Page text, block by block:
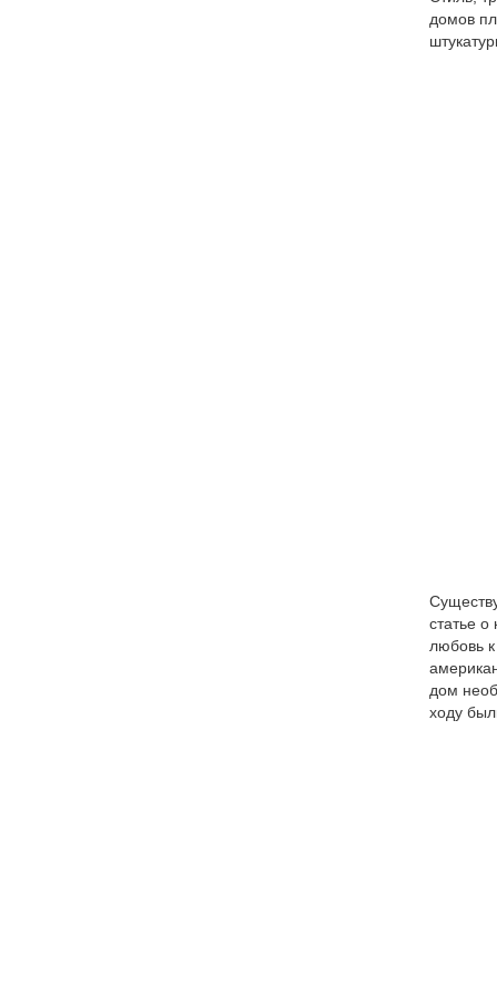
домов
статье
любовь
дом
ходу